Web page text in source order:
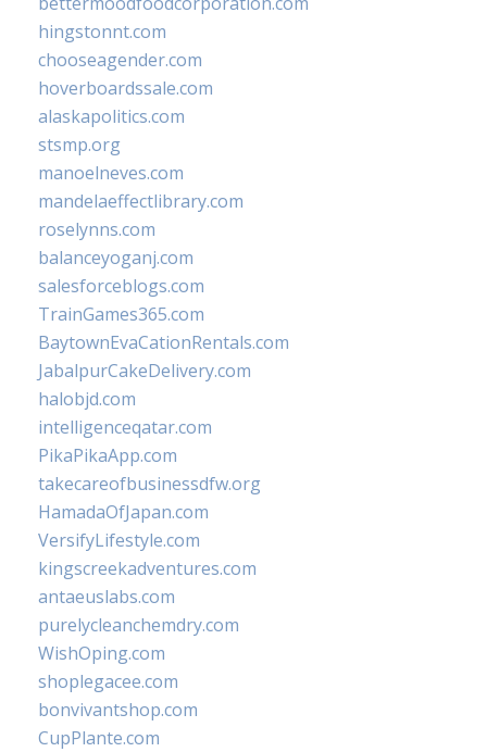
hingstonnt.com
chooseagender.com
hoverboardssale.com
alaskapolitics.com
stsmp.org
manoelneves.com
mandelaeffectlibrary.com
roselynns.com
balanceyoganj.com
salesforceblogs.com
TrainGames365.com
BaytownEvaCationRentals.com
JabalpurCakeDelivery.com
halobjd.com
intelligenceqatar.com
PikaPikaApp.com
takecareofbusinessdfw.org
HamadaOfJapan.com
VersifyLifestyle.com
kingscreekadventures.com
antaeuslabs.com
purelycleanchemdry.com
WishOping.com
shoplegacee.com
bonvivantshop.com
CupPlante.com